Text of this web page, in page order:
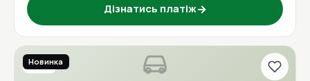
Дізнатись платіж→
2021
Новинка